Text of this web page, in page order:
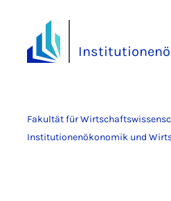
Fakultät für
Institutionenökonomik und